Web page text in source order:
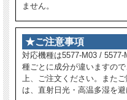
ません。
★ご注意事項
対応機種は5577-M03 /
種ごとに成分が違いますの
上、ご注文ください。また
は、直射日光・高温多湿を避